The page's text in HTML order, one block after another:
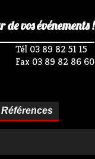
vos événements !
Tél 03 89 82 51 15
Fax 03 89 82 86 60
Références